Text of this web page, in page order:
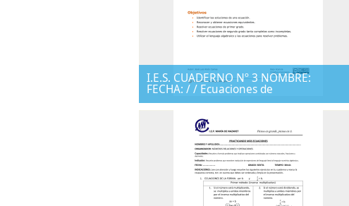
I.E.S. CUADERNO Nº 3 NOMBRE:
FECHA: / / Ecuaciones de